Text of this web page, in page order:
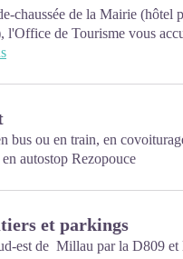
chaussée de la Mairie (hôtel
de Tourisme vous
de la documentation
:
février : mardi 9h00-12h30
vendredi 10h00-12h30 et
tous les jours 09h00-13h00
au samedi 10h00-12h30
bus ou en train, en
en autostop Rezopouce
et parkings
est de Millau par la D809